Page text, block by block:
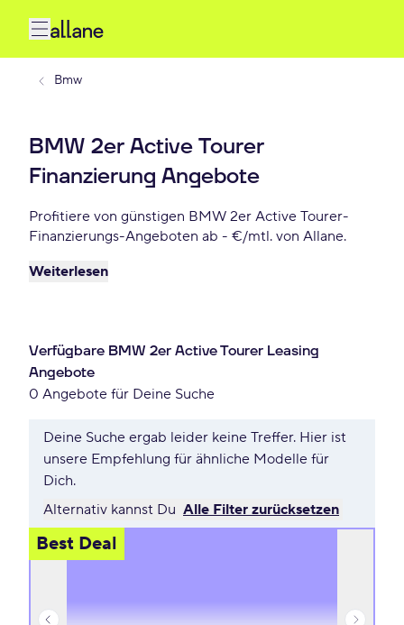
Bmw
BMW 2er Active Tourer
Finanzierung Angebote
Profitiere von günstigen BMW 2er Active Tourer-
Finanzierungs-Angeboten ab - €/mtl. von Allane.
Weiterlesen
Verfügbare BMW 2er Active Tourer Leasing
Angebote
0 Angebote für Deine Suche
Deine Suche ergab leider keine Treffer. Hier ist
unsere Empfehlung für ähnliche Modelle für
Dich.
Alternativ kannst Du Alle Filter zurücksetzen
Best Deal